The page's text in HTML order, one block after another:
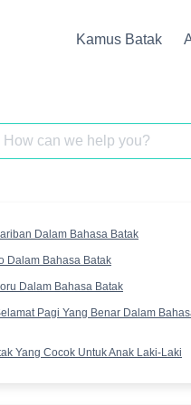
Kamus Batak
Search
Dalam Bahasa Batak
Dalam Bahasa Batak
Dalam Bahasa Batak
Pagi Yang Benar Dalam
Yang Cocok Untuk Anak Laki-Laki